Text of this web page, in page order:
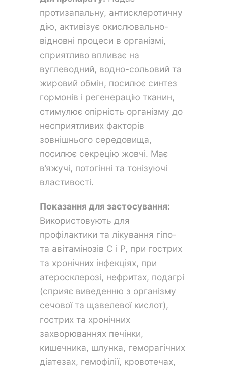
протизапальну, антисклеротичну
дію, активізує окислювально-
відновні процеси в організмі,
сприятливо впливає на
вуглеводний, водно-сольовий та
жировий обмін, посилює синтез
гормонів і регенерацію тканин,
стимулює опірність організму до
несприятливих факторів
зовнішнього середовища,
посилює секрецію жовчі. Має
в’яжучі, потогінні та тонізуючі
властивості.
Показання для застосування:
Використовують для
профілактики та лікування гіпо-
та авітамінозів С і Р, при гострих
та хронічних інфекціях, при
атеросклерозі, нефритах, подагрі
(сприяє виведенню з організму
сечової та щавелевої кислот),
гострих та хронічних
захворюваннях печінки,
кишечника, шлунка, геморагічних
діатезах, гемофілії, кровотечах,